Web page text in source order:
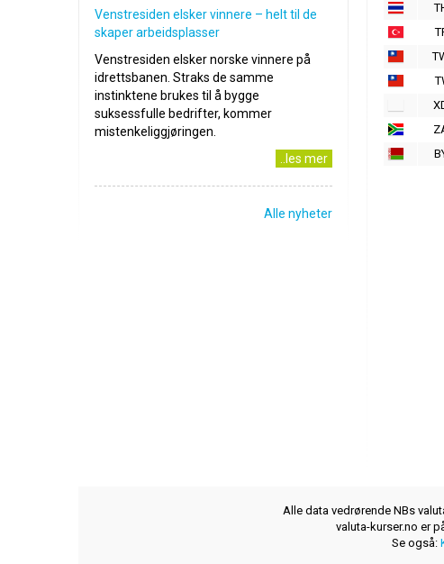
Venstresiden elsker vinnere – helt til de
skaper arbeidsplasser
Venstresiden elsker norske vinnere på
idrettsbanen. Straks de samme
instinktene brukes til å bygge
suksessfulle bedrifter, kommer
mistenkeliggjøringen.
..les mer
Alle nyheter
Alle data vedrørende NBs
valuta-kurser.no er
Se også: